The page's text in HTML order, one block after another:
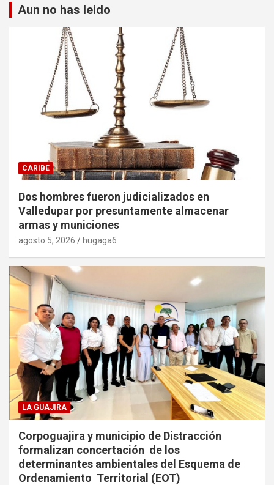
Aun no has leido
CARIBE
Dos hombres fueron judicializados en
Valledupar por presuntamente almacenar
armas y municiones
agosto 5, 2026 hugaga6
LA GUAJIRA
Corpoguajira y municipio de Distracción
formalizan concertación de los
determinantes ambientales del Esquema de
Ordenamiento Territorial (EOT)